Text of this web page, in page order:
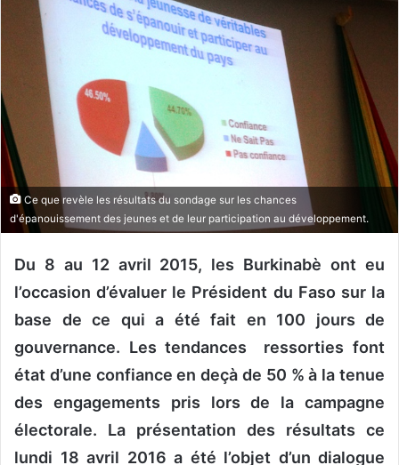
e
r
n
c
u
r
i
e
Ce que revèle les résultats du sondage sur les chances
d'épanouissement des jeunes et de leur participation au développement.
Du 8 au 12 avril 2015, les Burkinabè ont eu
l’occasion d’évaluer le Président du Faso sur la
base de ce qui a été fait en 100 jours de
gouvernance. Les tendances ressorties font
état d’une confiance en deçà de 50 % à la tenue
des engagements pris lors de la campagne
électorale. La présentation des résultats ce
lundi 18 avril 2016 a été l’objet d’un dialogue